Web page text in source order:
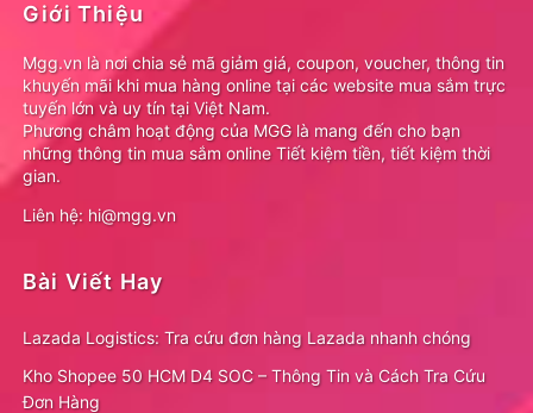
Giới Thiệu
Mgg.vn là nơi chia sẻ mã giảm giá, coupon, voucher, thông tin
khuyến mãi khi mua hàng online tại các website mua sắm trực
tuyến lớn và uy tín tại Việt Nam.
Phương châm hoạt động của MGG là mang đến cho bạn
những thông tin mua sắm online Tiết kiệm tiền, tiết kiệm thời
gian.
Liên hệ: hi@mgg.vn
Bài Viết Hay
Lazada Logistics: Tra cứu đơn hàng Lazada nhanh chóng
Kho Shopee 50 HCM D4 SOC – Thông Tin và Cách Tra Cứu
Đơn Hàng